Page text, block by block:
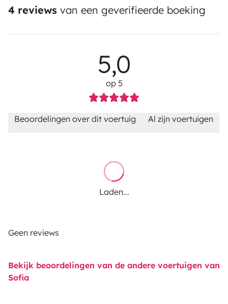
4 reviews van een geverifieerde boeking
5,0
op 5
Beoordelingen over dit voertuig Al zijn voertuigen
Laden...
Geen reviews
Bekijk beoordelingen van de andere voertuigen van
Sofia